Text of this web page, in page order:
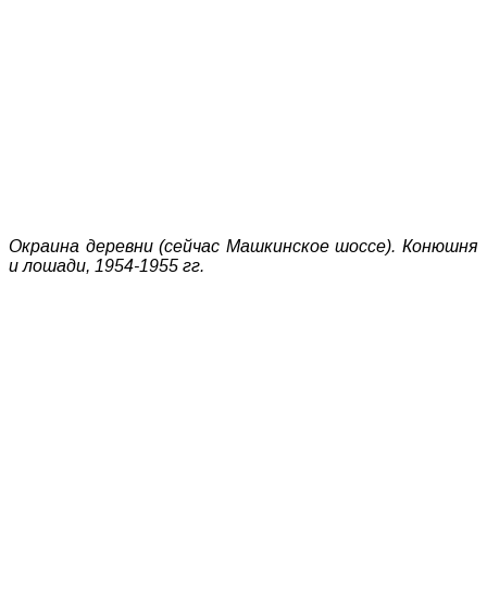
Окраина деревни (сейчас Машкинское шоссе). Конюшня
и лошади, 1954-1955 гг.